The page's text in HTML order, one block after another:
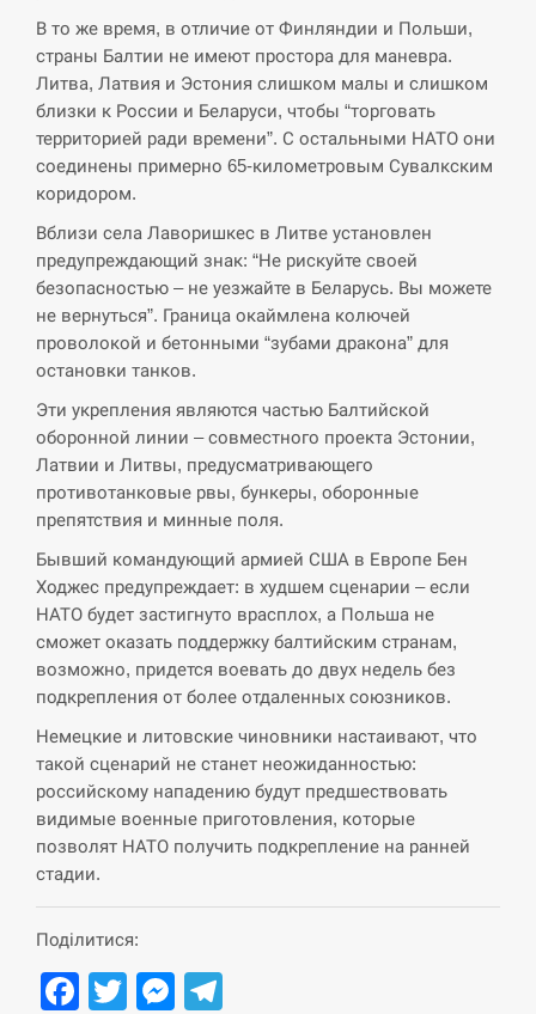
В то же время, в отличие от Финляндии и Польши,
страны Балтии не имеют простора для маневра.
Литва, Латвия и Эстония слишком малы и слишком
близки к России и Беларуси, чтобы “торговать
территорией ради времени”. С остальными НАТО они
соединены примерно 65-километровым Сувалкским
коридором.
Вблизи села Лаворишкес в Литве установлен
предупреждающий знак: “Не рискуйте своей
безопасностью – не уезжайте в Беларусь. Вы можете
не вернуться”. Граница окаймлена колючей
проволокой и бетонными “зубами дракона” для
остановки танков.
Эти укрепления являются частью Балтийской
оборонной линии – совместного проекта Эстонии,
Латвии и Литвы, предусматривающего
противотанковые рвы, бункеры, оборонные
препятствия и минные поля.
Бывший командующий армией США в Европе Бен
Ходжес предупреждает: в худшем сценарии – если
НАТО будет застигнуто врасплох, а Польша не
сможет оказать поддержку балтийским странам,
возможно, придется воевать до двух недель без
подкрепления от более отдаленных союзников.
Немецкие и литовские чиновники настаивают, что
такой сценарий не станет неожиданностью:
российскому нападению будут предшествовать
видимые военные приготовления, которые
позволят НАТО получить подкрепление на ранней
стадии.
Поділитися:
Facebook
TwitterMessenger